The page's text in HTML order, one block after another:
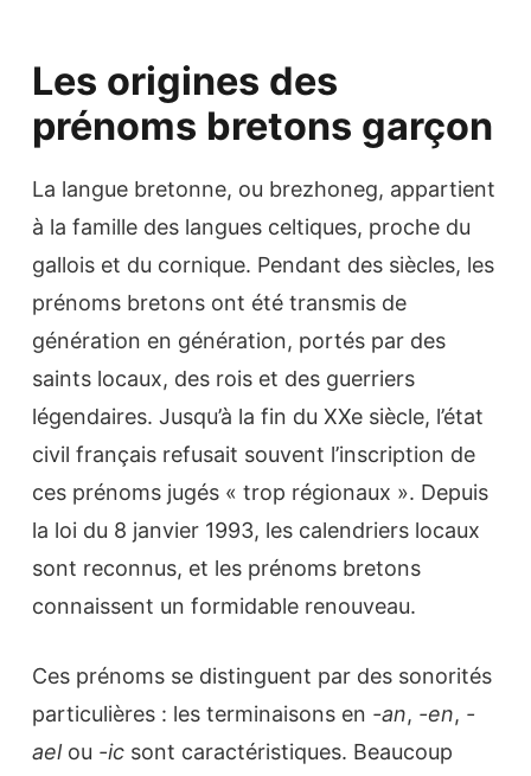
Les origines des
prénoms bretons garçon
La langue bretonne, ou brezhoneg, appartient
à la famille des langues celtiques, proche du
gallois et du cornique. Pendant des siècles, les
prénoms bretons ont été transmis de
génération en génération, portés par des
saints locaux, des rois et des guerriers
légendaires. Jusqu’à la fin du XXe siècle, l’état
civil français refusait souvent l’inscription de
ces prénoms jugés « trop régionaux ». Depuis
la loi du 8 janvier 1993, les calendriers locaux
sont reconnus, et les prénoms bretons
connaissent un formidable renouveau.
Ces prénoms se distinguent par des sonorités
particulières : les terminaisons en -an, -en, -
aelou -ic sont caractéristiques. Beaucoup